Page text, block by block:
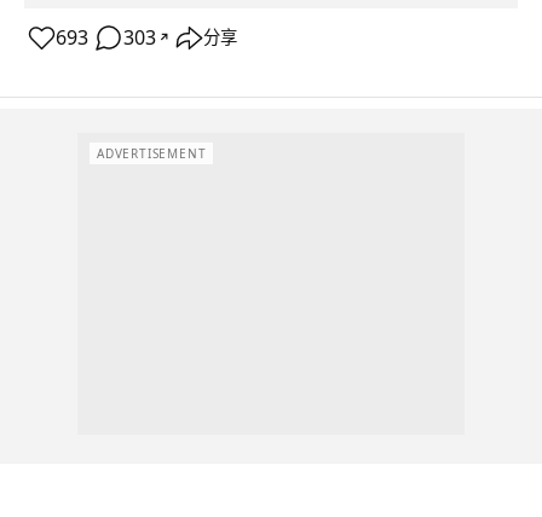
693 303 ↗ 分享
ADVERTISEMENT